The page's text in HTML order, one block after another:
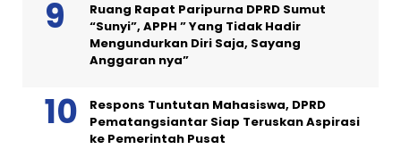
Ruang Rapat Paripurna DPRD Sumut
“Sunyi”, APPH ” Yang Tidak Hadir
Mengundurkan Diri Saja, Sayang
Anggaran nya”
Respons Tuntutan Mahasiswa, DPRD
Pematangsiantar Siap Teruskan Aspirasi
ke Pemerintah Pusat